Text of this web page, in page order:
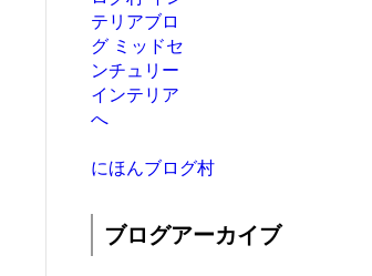
にほんブログ村
ブログアーカイブ